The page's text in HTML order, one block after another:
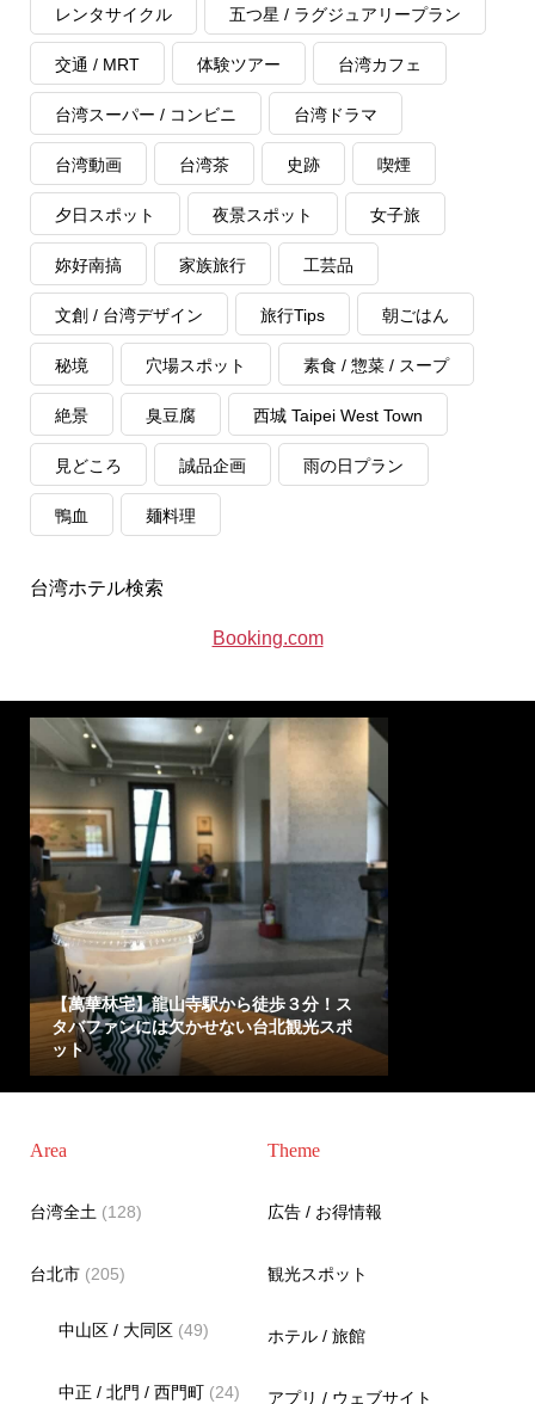
レンタサイクル 五つ星 / ラグジュアリープラン
交通 / MRT 体験ツアー 台湾カフェ
台湾スーパー / コンビニ 台湾ドラマ
台湾動画 台湾茶 史跡 喫煙
夕日スポット 夜景スポット 女子旅
妳好南搞 家族旅行 工芸品
文創 / 台湾デザイン 旅行Tips 朝ごはん
秘境 穴場スポット 素食 / 惣菜 / スープ
絶景 臭豆腐 西城 Taipei West Town
見どころ 誠品企画 雨の日プラン
鴨血 麺料理
台湾ホテル検索
Booking.com
【萬華林宅】龍山寺駅から徒歩３分！ス
タバファンには欠かせない台北観光スポ
ット
Area
台湾全土(128)
台北市(205)
中山区 / 大同区 (49)
中正 / 北門 / 西門町 (24)
Theme
広告 / お得情報
観光スポット
ホテル / 旅館
アプリ / ウェブサイト